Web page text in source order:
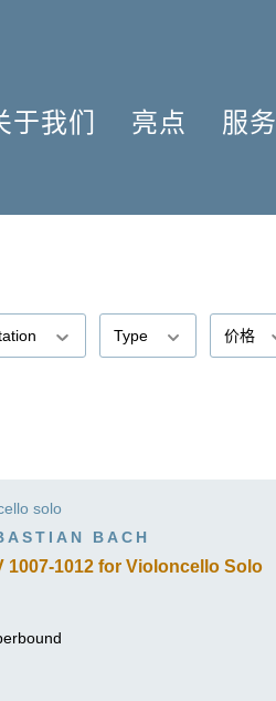
于我们 亮点 服务
什么是原作版
君特·亨乐
伙伴
肖邦圆舞曲-发现于2024
勋伯格2024
谢尔盖·普罗科菲耶夫
理查·施特劳斯（仅英文）
信息资料
师生乐谱推荐
亨乐活动与行程
INSTRUMENTATION
Type 价格
solo
BACH
1007-1012 for Violoncello Solo